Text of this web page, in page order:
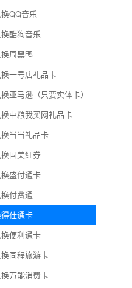
QQ音乐
酷狗音乐
周黑鸭
一号店礼品卡
亚马逊（只要实体卡）
中粮我买网礼品卡
当当礼品卡
国美红券
盛付通卡
付费通
仕通卡
便利通卡
同程旅游卡
万能消费卡